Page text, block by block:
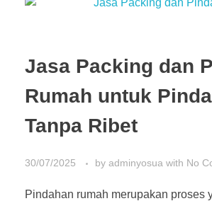
Jasa Packing dan
Rumah untuk
Tanpa Ribet
30/07/2025 by adminyosua with No
Pindahan rumah merupakan proses